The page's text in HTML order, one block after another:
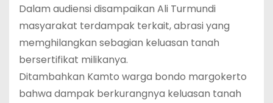
Dalam audiensi disampaikan Ali Turmundi
masyarakat terdampak terkait, abrasi yang
memghilangkan sebagian keluasan tanah
bersertifikat milikanya.
Ditambahkan Kamto warga bondo margokerto
bahwa dampak berkurangnya keluasan tanah